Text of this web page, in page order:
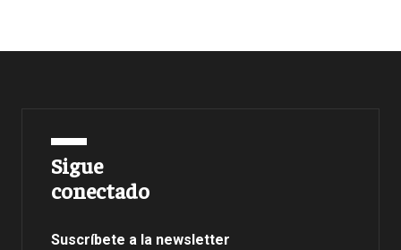
Sigue
conectado
Suscríbete a la newsletter